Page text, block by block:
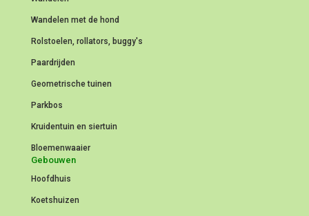
Wandelen met de hond
Rolstoelen, rollators, buggy's
Paardrijden
Geometrische tuinen
Parkbos
Kruidentuin en siertuin
Bloemenwaaier
Gebouwen
Hoofdhuis
Koetshuizen